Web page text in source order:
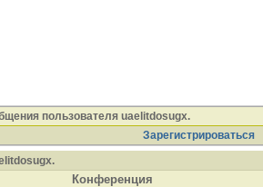
пользователя uaelitdosugx.
Зарегистрироваться
Конференция